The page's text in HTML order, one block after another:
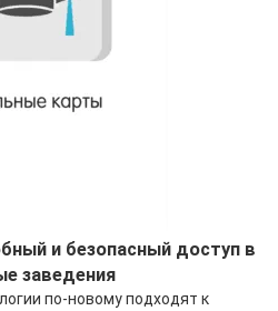
и безопасный доступ в
заведения
по-новому подходят к